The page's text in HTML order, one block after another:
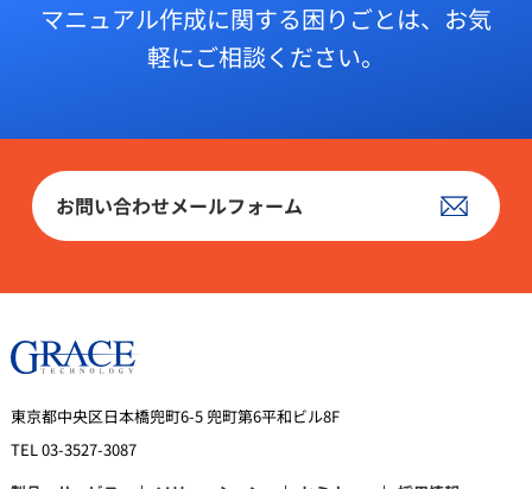
マニュアル作成に関する困りごとは、 お気
軽にご相談ください。
お問い合わせメールフォーム
東京都中央区日本橋兜町6-5 兜町第6平和ビル8F
TEL 03-3527-3087